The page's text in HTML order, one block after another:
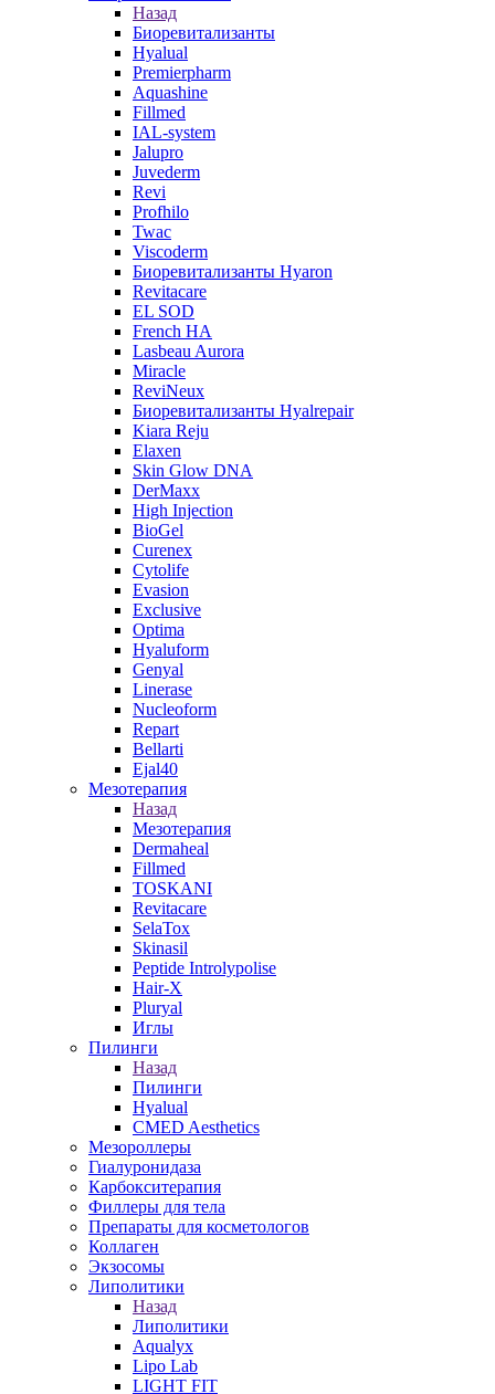
Назад
Биоревитализанты
Hyalual
Premierpharm
Aquashine
Fillmed
IAL-system
Jalupro
Juvederm
Revi
Profhilo
Twac
Viscoderm
Биоревитализанты Hyaron
Revitacare
EL SOD
French HA
Lasbeau Aurora
Miracle
ReviNeux
Биоревитализанты Hyalrepair
Kiara Reju
Elaxen
Skin Glow DNA
DerMaxx
High Injection
BioGel
Curenex
Cytolife
Evasion
Exclusive
Optima
Hyaluform
Genyal
Linerase
Nucleoform
Repart
Bellarti
Ejal40
Мезотерапия
Назад
Мезотерапия
Dermaheal
Fillmed
TOSKANI
Revitacare
SelaTox
Skinasil
Peptide Introlypolise
Hair-X
Pluryal
Иглы
Пилинги
Назад
Пилинги
Hyalual
CMED Aesthetics
Мезороллеры
Гиалуронидаза
Карбокситерапия
Филлеры для тела
Препараты для косметологов
Коллаген
Экзосомы
Липолитики
Назад
Липолитики
Aqualyx
Lipo Lab
LIGHT FIT